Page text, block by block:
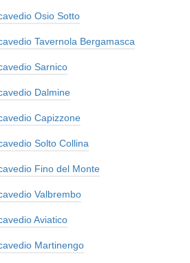
Osio Sotto
Tavernola Bergamasca
Sarnico
Dalmine
Capizzone
Solto Collina
Fino del Monte
Valbrembo
Aviatico
Martinengo